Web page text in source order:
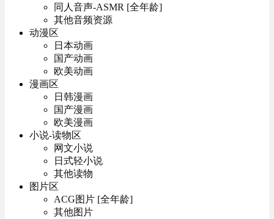
同人音声-ASMR [全年龄]
其他音频资源
动漫区
日本动画
国产动画
欧美动画
漫画区
日韩漫画
国产漫画
欧美漫画
小说-读物区
网文小说
日式轻小说
其他读物
图片区
ACG图片 [全年龄]
其他图片